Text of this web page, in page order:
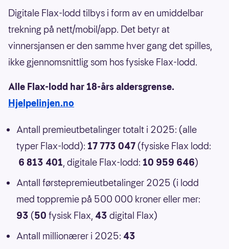
Digitale Flax-lodd tilbys i form av en umiddelbar
trekning på nett/mobil/app. Det betyr at
vinnersjansen er den samme hver gang det spilles,
ikke gjennomsnittlig som hos fysiske Flax-lodd.
Alle Flax-lodd har 18-års aldersgrense.
Hjelpelinjen.no
Antall premieutbetalinger totalt i 2025: (alle
typer Flax-lodd): 17 773 047 (fysiske Flax lodd:
6 813 401, digitale Flax-lodd: 10 959 646)
Antall førstepremieutbetalinger 2025 (i lodd
med toppremie på 500 000 kroner eller mer:
93 (50 fysisk Flax, 43 digital Flax)
Antall millionærer i 2025: 43